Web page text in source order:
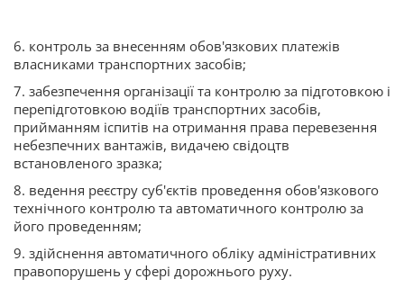
6. контроль за внесенням обов'язкових платежів
власниками транспортних засобів;
7. забезпечення організації та контролю за підготовкою і
перепідготовкою водіїв транспортних засобів,
прийманням іспитів на отримання права перевезення
небезпечних вантажів, видачею свідоцтв
встановленого зразка;
8. ведення реєстру суб'єктів проведення обов'язкового
технічного контролю та автоматичного контролю за
його проведенням;
9. здійснення автоматичного обліку адміністративних
правопорушень у сфері дорожнього руху.